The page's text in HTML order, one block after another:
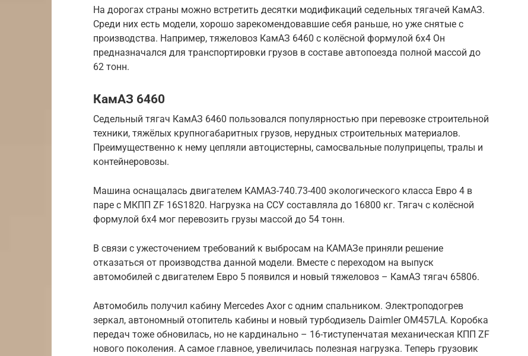
На дорогах страны можно встретить десятки модификаций седельных тягачей КамАЗ.
Среди них есть модели, хорошо зарекомендовавшие себя раньше, но уже снятые с
производства. Например, тяжеловоз КамАЗ 6460 с колёсной формулой 6х4 Он
предназначался для транспортировки грузов в составе автопоезда полной массой до
62 тонн.
КамАЗ 6460
Седельный тягач КамАЗ 6460 пользовался популярностью при перевозке строительной
техники, тяжёлых крупногабаритных грузов, нерудных строительных материалов.
Преимущественно к нему цепляли автоцистерны, самосвальные полуприцепы, тралы и
контейнеровозы.
Машина оснащалась двигателем КАМАЗ-740.73-400 экологического класса Евро 4 в
паре с МКПП ZF 16S1820. Нагрузка на ССУ составляла до 16800 кг. Тягач с колёсной
формулой 6х4 мог перевозить грузы массой до 54 тонн.
В связи с ужесточением требований к выбросам на КАМАЗе приняли решение
отказаться от производства данной модели. Вместе с переходом на выпуск
автомобилей с двигателем Евро 5 появился и новый тяжеловоз – КамАЗ тягач 65806.
Автомобиль получил кабину Mercedes Axor с одним спальником. Электроподогрев
зеркал, автономный отопитель кабины и новый турбодизель Daimler OM457LA. Коробка
передач тоже обновилась, но не кардинально – 16-тиступенчатая механическая КПП ZF
нового поколения. А самое главное, увеличилась полезная нагрузка. Теперь грузовик